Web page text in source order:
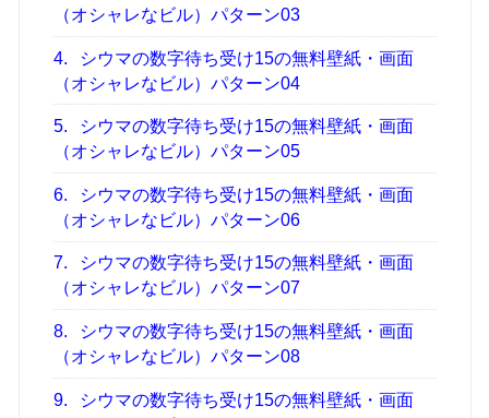
（オシャレなビル）パターン03
4.
シウマの数字待ち受け15の無料壁紙・画面
（オシャレなビル）パターン04
5.
シウマの数字待ち受け15の無料壁紙・画面
（オシャレなビル）パターン05
6.
シウマの数字待ち受け15の無料壁紙・画面
（オシャレなビル）パターン06
7.
シウマの数字待ち受け15の無料壁紙・画面
（オシャレなビル）パターン07
8.
シウマの数字待ち受け15の無料壁紙・画面
（オシャレなビル）パターン08
9.
シウマの数字待ち受け15の無料壁紙・画面